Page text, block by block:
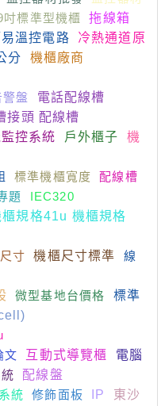
吋標準型機櫃
拖線箱
溫控電路
冷熱通道原
分
機櫃廠商
盤
電話配線槽
接頭 配線槽
控系統 戶外櫃子
機
標準機櫃寬度
配線槽
題
IEC320
規格41u 機櫃規格
寸 機櫃尺寸標準
線
微型基地台價格
標準
文 互動式導覽櫃
電腦
配線盤
統 修飾面板 IP
東沙